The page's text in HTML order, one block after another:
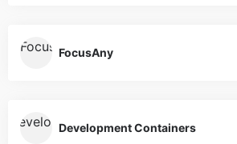
FocusAny
Development Containers